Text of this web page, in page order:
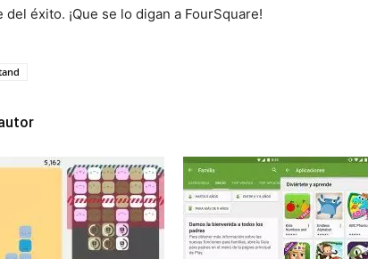
éxito. ¡Que se lo digan a FourSquare!